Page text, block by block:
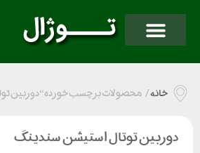
خانه/ محصولات برچسب خورده “دوربین
دوربین توتال استیشن سندینگ